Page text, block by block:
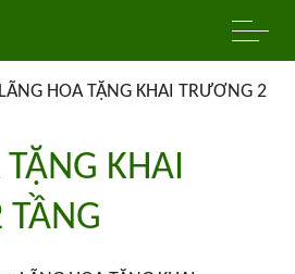
LÃNG HOA TẶNG KHAI TRƯƠNG 2
KHAI